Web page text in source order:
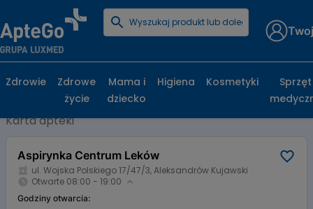
Strona główna
Aspirynka Centrum Leków, ul. Wojska
Polskiego 17/47/3, Aleksandrów Kujawski
Karta apteki
Aspirynka Centrum Leków
ul. Wojska Polskiego 17/47/3, Aleksandrów Kujawski
Otwarte 08:00 - 19:00
Godziny otwarcia:
Zdrowie
Zdrowe
życie
Mama i
dziecko
Higiena Kosmetyki
Sprzęt